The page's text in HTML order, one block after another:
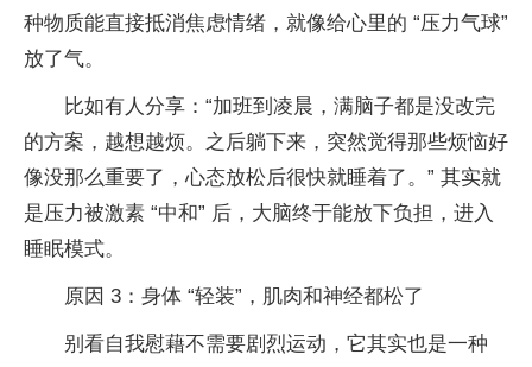
种物质能直接抵消焦虑情绪，就像给心里的 “压力气球”
放了气。
比如有人分享：“加班到凌晨，满脑子都是没改完
的方案，越想越烦。之后躺下来，突然觉得那些烦恼好
像没那么重要了，心态放松后很快就睡着了。” 其实就
是压力被激素 “中和” 后，大脑终于能放下负担，进入
睡眠模式。
原因 3：身体 “轻装”，肌肉和神经都松了
别看自我慰藉不需要剧烈运动，它其实也是一种